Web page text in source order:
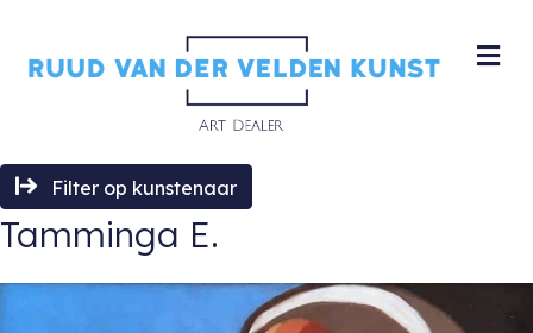
Filter op kunstenaar
Tamminga E.